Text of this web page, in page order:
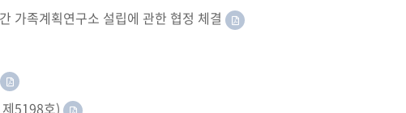
가족계획연구소 설립에 관한 협정 체결
5198호)